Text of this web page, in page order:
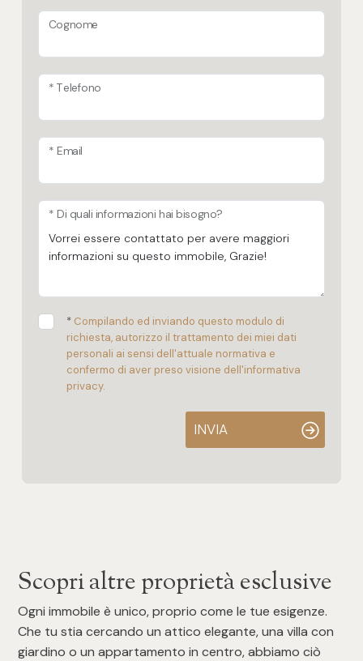
Cognome
* Telefono
* Email
* Di quali informazioni hai bisogno?
* Compilando ed inviando questo modulo di
richiesta, autorizzo il trattamento dei miei dati
personali ai sensi dell'attuale normativa e
confermo di aver preso visione dell'informativa
privacy.
INVIA
Scopri altre proprietà esclusive
Ogni immobile è unico, proprio come le tue esigenze.
Che tu stia cercando un attico elegante, una villa con
giardino o un appartamento in centro, abbiamo ciò